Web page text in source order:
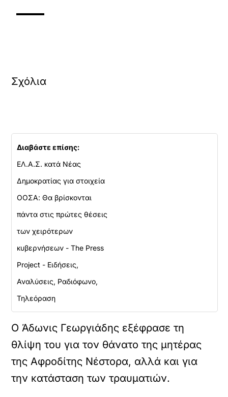
Σχόλια
Διαβάστε επίσης:
ΕΛ.Α.Σ. κατά Νέας
Δημοκρατίας για στοιχεία
ΟΟΣΑ: Θα βρίσκονται
πάντα στις πρώτες θέσεις
των χειρότερων
κυβερνήσεων - The Press
Project - Ειδήσεις,
Αναλύσεις, Ραδιόφωνο,
Τηλεόραση
Ο Άδωνις Γεωργιάδης εξέφρασε τη
θλίψη του για τον θάνατο της μητέρας
της Αφροδίτης Νέστορα, αλλά και για
την κατάσταση των τραυματιών.